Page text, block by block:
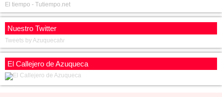
El tiempo - Tutiempo.net
Nuestro Twitter
Tweets by Azuquecatv
El Callejero de Azuqueca